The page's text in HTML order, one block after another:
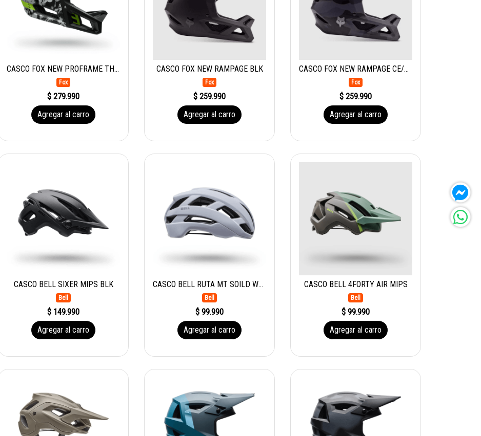
CASCO FOX NEW PROFRAME THRIVE WHT
Fox
$ 279.990
Agregar al carro
CASCO FOX NEW RAMPAGE BLK
Fox
$ 259.990
Agregar al carro
CASCO FOX NEW RAMPAGE CE/CPSC C BLK CAM
Fox
$ 259.990
Agregar al carro
CASCO BELL SIXER MIPS BLK
Bell
$ 149.990
Agregar al carro
CASCO BELL RUTA MT SOILD WHT
Bell
$ 99.990
Agregar al carro
CASCO BELL 4FORTY AIR MIPS
Bell
$ 99.990
Agregar al carro